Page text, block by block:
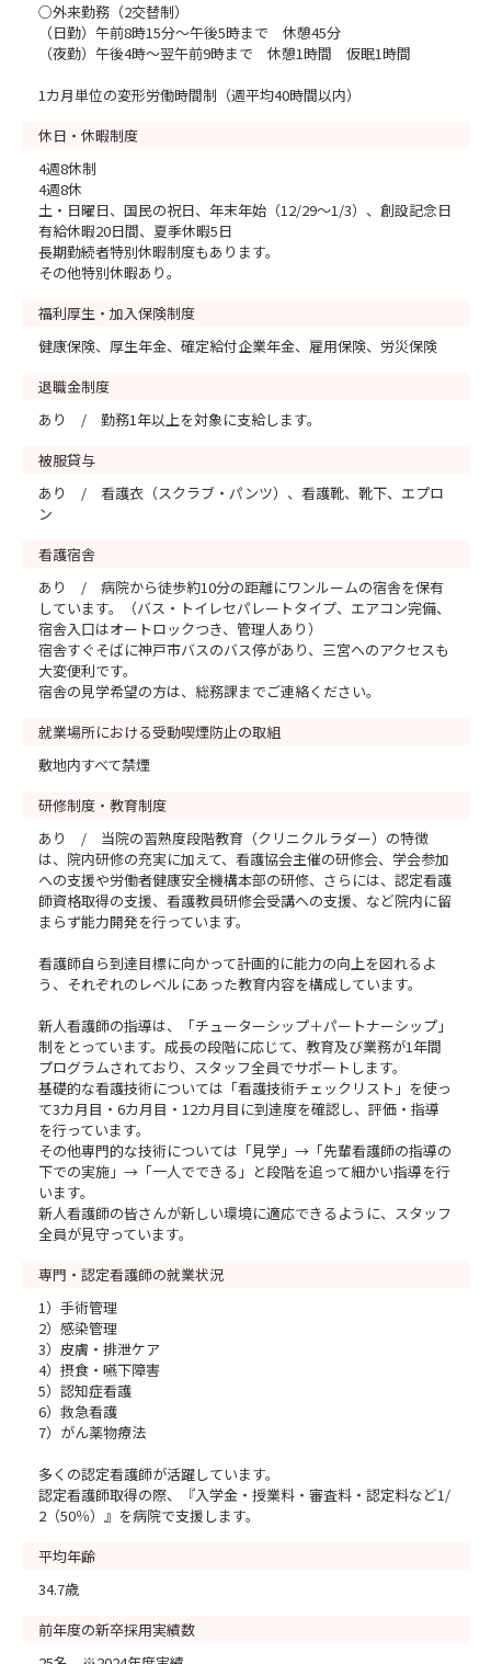
○外来勤務（2交替制）
（日勤）午前8時15分～午後5時まで 休憩45分
（夜勤）午後4時～翌午前9時まで 休憩1時間 仮眠1時間
1カ月単位の変形労働時間制（週平均40時間以内）
休日・休暇制度
4週8休制
4週8休
土・日曜日、国民の祝日、年末年始（12/29～1/3）、創設記念日
有給休暇20日間、夏季休暇5日
長期勤続者特別休暇制度もあります。
その他特別休暇あり。
福利厚生・加入保険制度
健康保険、厚生年金、確定給付企業年金、雇用保険、労災保険
退職金制度
あり / 勤務1年以上を対象に支給します。
被服貸与
あり / 看護衣（スクラブ・パンツ）、看護靴、靴下、エプロ
ン
看護宿舎
あり / 病院から徒歩約10分の距離にワンルームの宿舎を保有
しています。（バス・トイレセパレートタイプ、エアコン完備、
宿舎入口はオートロックつき、管理人あり）
宿舎すぐそばに神戸市バスのバス停があり、三宮へのアクセスも
大変便利です。
宿舎の見学希望の方は、総務課までご連絡ください。
就業場所における受動喫煙防止の取組
敷地内すべて禁煙
研修制度・教育制度
あり / 当院の習熟度段階教育（クリニクルラダー）の特徴
は、院内研修の充実に加えて、看護協会主催の研修会、学会参加
への支援や労働者健康安全機構本部の研修、さらには、認定看護
師資格取得の支援、看護教員研修会受講への支援、など院内に留
まらず能力開発を行っています。
看護師自ら到達目標に向かって計画的に能力の向上を図れるよ
う、それぞれのレベルにあった教育内容を構成しています。
新人看護師の指導は、「チューターシップ＋パートナーシップ」
制をとっています。成長の段階に応じて、教育及び業務が1年間
プログラムされており、スタッフ全員でサポートします。
基礎的な看護技術については「看護技術チェックリスト」を使っ
て3カ月目・6カ月目・12カ月目に到達度を確認し、評価・指導
を行っています。
その他専門的な技術については「見学」→「先輩看護師の指導の
下での実施」→「一人でできる」と段階を追って細かい指導を行
います。
新人看護師の皆さんが新しい環境に適応できるように、スタッフ
全員が見守っています。
専門・認定看護師の就業状況
1）手術管理
2）感染管理
3）皮膚・排泄ケア
4）摂食・嚥下障害
5）認知症看護
6）救急看護
7）がん薬物療法
多くの認定看護師が活躍しています。
認定看護師取得の際、『入学金・授業料・審査料・認定料など1/
2（50％）』を病院で支援します。
平均年齢
34.7歳
前年度の新卒採用実績数